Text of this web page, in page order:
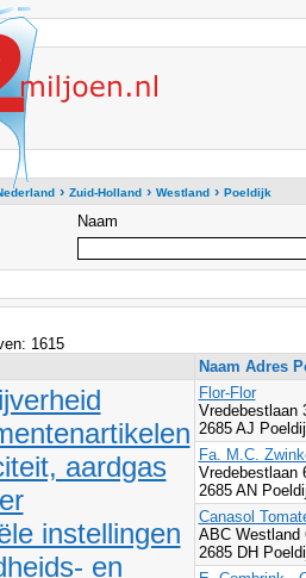
› Zuid-Holland› Westland› Poeldijk
Naam
1615
Naam Adres
aardgas
instellingen
en
Flor-Flor
Vredebestlaan
2685 AJ
Fa. M.C.
Vredebestlaan
2685 AN
Canasol
ABC Westland
2685 DH